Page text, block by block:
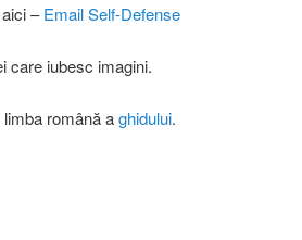
–Email Self-Defense
care iubesc imagini.
română aghidului.